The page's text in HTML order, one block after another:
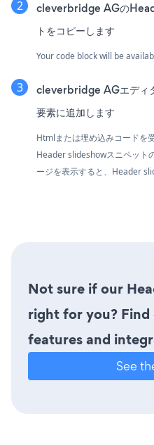
cleverbridge AGの
トをコピーします
Your code block will be
cleverbridge AGエディ
要素に追加します
Htmlまたは埋め込みコードを
Header slideshowスニペット
ージを表示すると、Header
Not sure if our
right for you?
features and
See